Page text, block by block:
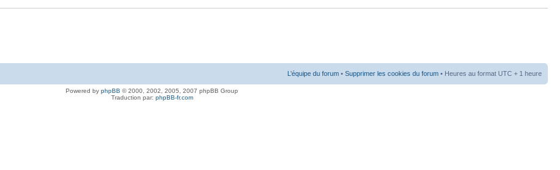
L’équipe du forum • Supprimer les cookies du forum • Heures au format UTC + 1 heure
Powered by phpBB © 2000, 2002, 2005, 2007 phpBB Group
Traduction par: phpBB-fr.com